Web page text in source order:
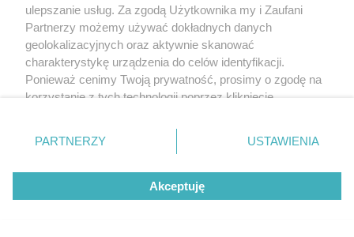
ulepszanie usług. Za zgodą Użytkownika my i Zaufani
Partnerzy możemy używać dokładnych danych
geolokalizacyjnych oraz aktywnie skanować
charakterystykę urządzenia do celów identyfikacji.
Ponieważ cenimy Twoją prywatność, prosimy o zgodę na
korzystanie z tych technologii poprzez kliknięcie
zmienić/wycofać klikając przycisk ustawień prywatności
znajdujący się w lewym dolnym rogu strony
rodzaje przetwarzania danych nie wymagają zgody
użytkownika, ale masz prawo sprzeciwić się takiemu
przetwarzaniu. Preferencje będą miały zastosowanie tylko
PARTNERZY USTAWIENIA
Akceptuję